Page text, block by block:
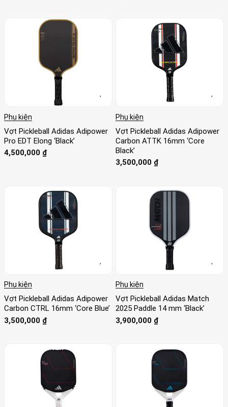
Phụ kiện
Vợt Pickleball Adidas Adipower
Pro EDT Elong ‘Black’
4,500,000 ₫
Phụ kiện
Vợt Pickleball Adidas Adipower
Carbon ATTK 16mm ‘Core
Black’
3,500,000 ₫
Phụ kiện
Vợt Pickleball Adidas Adipower
Carbon CTRL 16mm ‘Core Blue’
3,500,000 ₫
Phụ kiện
Vợt Pickleball Adidas Match
2025 Paddle 14 mm ‘Black’
3,900,000 ₫